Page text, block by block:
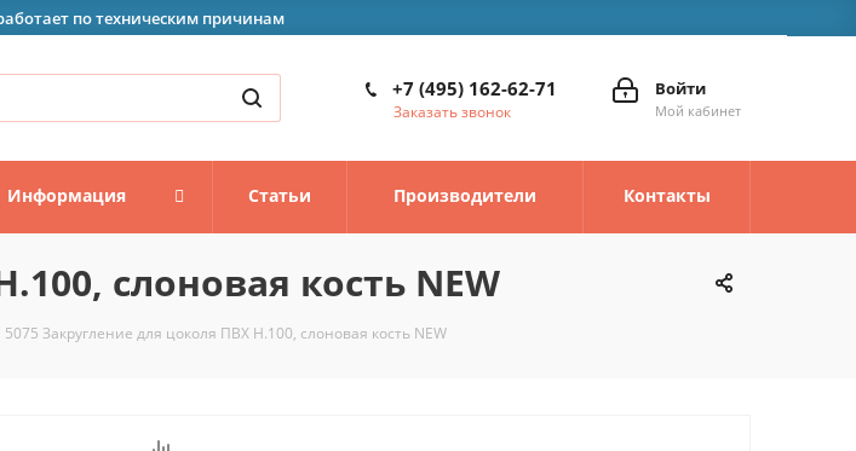
по техническим причинам
Войти
Мой кабинет
+7 (495) 162-62-71
Заказать звонок
Информация Статьи Производители Контакты
слоновая кость NEW
5075 Закругление для цоколя ПВХ Н.100, слоновая кость NEW